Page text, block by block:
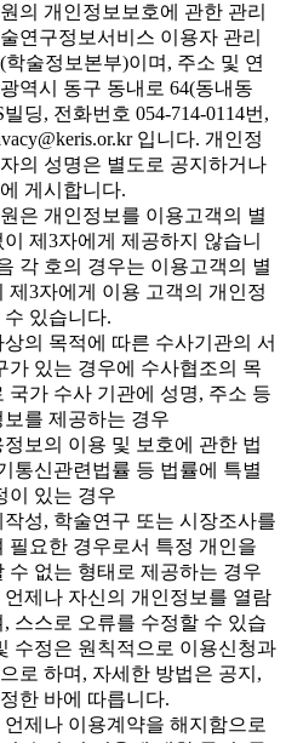
의 개인정보보호에 관한 관리
연구정보서비스 이용자 관리
학술정보본부)이며, 주소 및 연
역시 동구 동내로 64(동내동
빌딩, 전화번호 054-714-0114번,
입니다. 개인정
의 성명은 별도로 공지하거나
게시합니다.
은 개인정보를 이용고객의 별
제3자에게 제공하지 않습니
각 호의 경우는 이용고객의 별
제3자에게 이용 고객의 개인정
있습니다.
상의 목적에 따른 수사기관의 서
가 있는 경우에 수사협조의 목
국가 수사 기관에 성명, 주소 등
보를 제공하는 경우
정보의 이용 및 보호에 관한 법
통신관련법률 등 법률에 특별
이 있는 경우
작성, 학술연구 또는 시장조사를
필요한 경우로서 특정 개인을
수 없는 형태로 제공하는 경우
제나 자신의 개인정보를 열람
스스로 오류를 수정할 수 있습
수정은 원칙적으로 이용신청과
로 하며, 자세한 방법은 공지,
한 바에 따릅니다.
제나 이용계약을 해지함으로